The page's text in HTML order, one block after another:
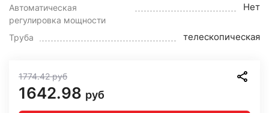
Автоматическая
регулировка мощности
Нет
Труба телескопическая
1774.42руб
1642.98 руб